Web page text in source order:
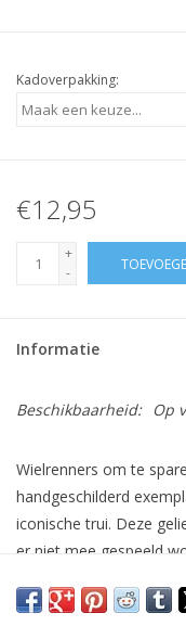
Kadoverpakking:
€12,95
+
-
Informatie
Beschikbaarheid: Op
Wielrenners om te
handgeschilderd
iconische trui. Deze
er niet mee gespeeld
hun diorama’s. Spaar ze